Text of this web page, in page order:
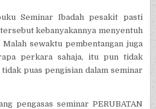
Seminar Ibadah pesakit pasti
kebanyakannya menyentuh
sewaktu pembentangan juga
perkara sahaja, itu pun tidak
puas pengisian dalam seminar
pengasas seminar PERUBATAN